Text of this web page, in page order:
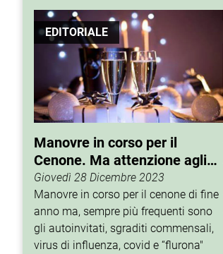
EDITORIALE
Manovre in corso per il
Cenone. Ma attenzione agli
sgraditi virus
Giovedì 28 Dicembre 2023
Manovre in corso per il cenone di fine
anno ma, sempre più frequenti sono
gli autoinvitati, sgraditi commensali,
virus di influenza, covid e “flurona"